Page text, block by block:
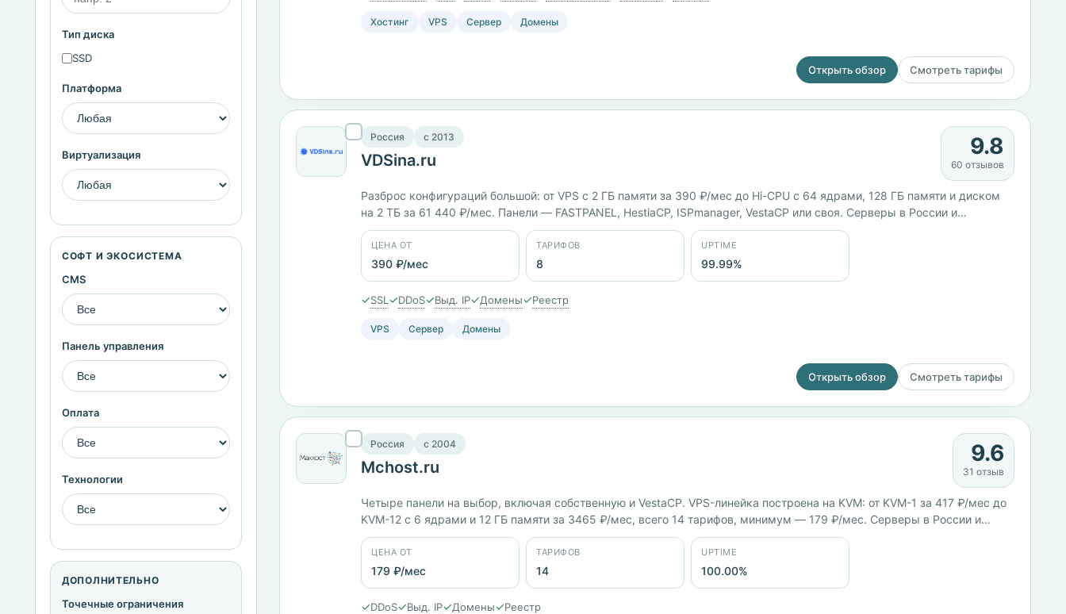
Тип диска
SSD
Платформа
Виртуализация
СОФТ И ЭКОСИСТЕМА
CMS
Панель управления
Оплата
Технологии
ДОПОЛНИТЕЛЬНО
Точечные ограничения
Хостинг VPS Сервер Домены
Открыть обзор Смотреть тарифы
Россия c 2013
VDSina.ru
9.8
60 отзывов
Разброс конфигураций большой: от VPS с 2 ГБ памяти за 390 ₽/мес до Hi-CPU с 64 ядрами, 128 ГБ памяти и диском
на 2 ТБ за 61 440 ₽/мес. Панели — FASTPANEL, HestiaCP, ISPmanager, VestaCP или своя. Серверы в России и
Нидерландах, заявленный uptime 99,99%. Оплатить можно и биткоином. Юрлицо — ООО «Хостинг-технологии».
ЦЕНА ОТ
390 ₽/мес
ТАРИФОВ
8
UPTIME
99.99%
✓SSL ✓DDoS✓Выд. IP✓Домены✓Реестр
VPS Сервер Домены
Открыть обзор Смотреть тарифы
Россия c 2004
Mchost.ru
9.6
31 отзыв
Четыре панели на выбор, включая собственную и VestaCP. VPS-линейка построена на KVM: от KVM-1 за 417 ₽/мес до
KVM-12 с 6 ядрами и 12 ГБ памяти за 3465 ₽/мес, всего 14 тарифов, минимум — 179 ₽/мес. Серверы в России и
Нидерландах. Юрлицо ООО «МакХост», работает с 2004 года.
ЦЕНА ОТ
179 ₽/мес
ТАРИФОВ
14
UPTIME
100.00%
✓DDoS✓Выд. IP✓Домены✓Реестр